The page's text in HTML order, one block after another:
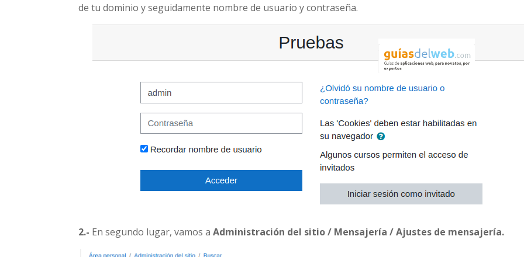
de tu dominio y seguidamente nombre de usuario y contraseña.
2.- En segundo lugar, vamos aAdministración del sitio / Mensajería / Ajustes de mensajería.